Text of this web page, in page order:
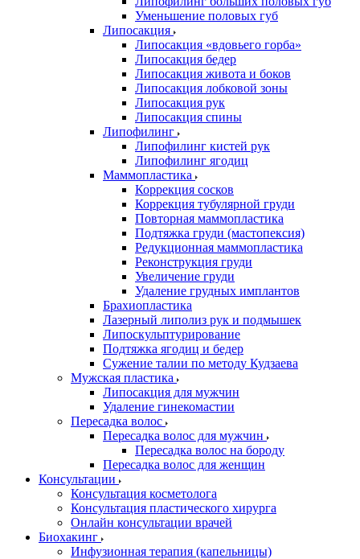
Уменьшение половых губ
Липосакция
Липосакция «вдовьего горба»
Липосакция бедер
Липосакция живота и боков
Липосакция лобковой зоны
Липосакция рук
Липосакция спины
Липофилинг
Липофилинг кистей рук
Липофилинг ягодиц
Маммопластика
Коррекция сосков
Коррекция тубулярной груди
Повторная маммопластика
Подтяжка груди (мастопексия)
Редукционная маммопластика
Реконструкция груди
Увеличение груди
Удаление грудных имплантов
Брахиопластика
Лазерный липолиз рук и подмышек
Липоскульптурирование
Подтяжка ягодиц и бедер
Сужение талии по методу Кудзаева
Мужская пластика
Липосакция для мужчин
Удаление гинекомастии
Пересадка волос
Пересадка волос для мужчин
Пересадка волос на бороду
Пересадка волос для женщин
Консультации
Консультация косметолога
Консультация пластического хирурга
Онлайн консультации врачей
Биохакинг
Инфузионная терапия (капельницы)